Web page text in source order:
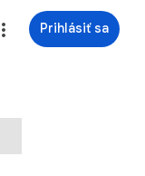
Prihlásiť sa